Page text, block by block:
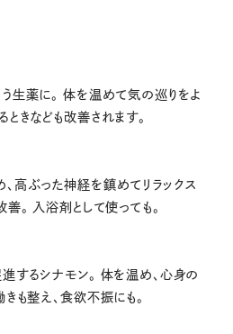
生薬に。 体を温めて気の巡りをよ
ときなども改善されます。
高ぶった神経を鎮めてリラックス
善。 入浴剤として使っても。
するシナモン。 体を温め、心身の
きも整え、食欲不振にも。